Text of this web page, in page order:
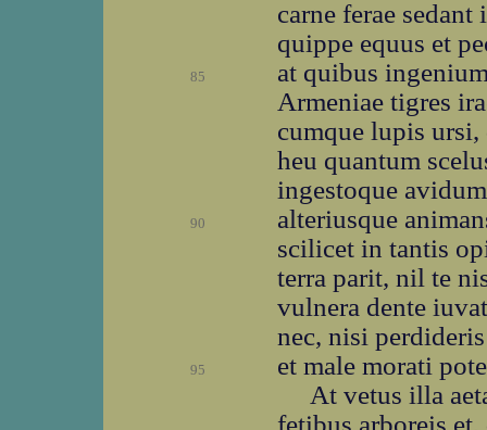
carne ferae
quippe equus et
85
at quibus
Armeniae tigres
cumque lupis ursi,
heu quantum
ingestoque
90
alteriusque
scilicet in tantis
terra parit, nil te
vulnera dente
nec, nisi
95
et male morati
At vetus illa
fetibus arboreis